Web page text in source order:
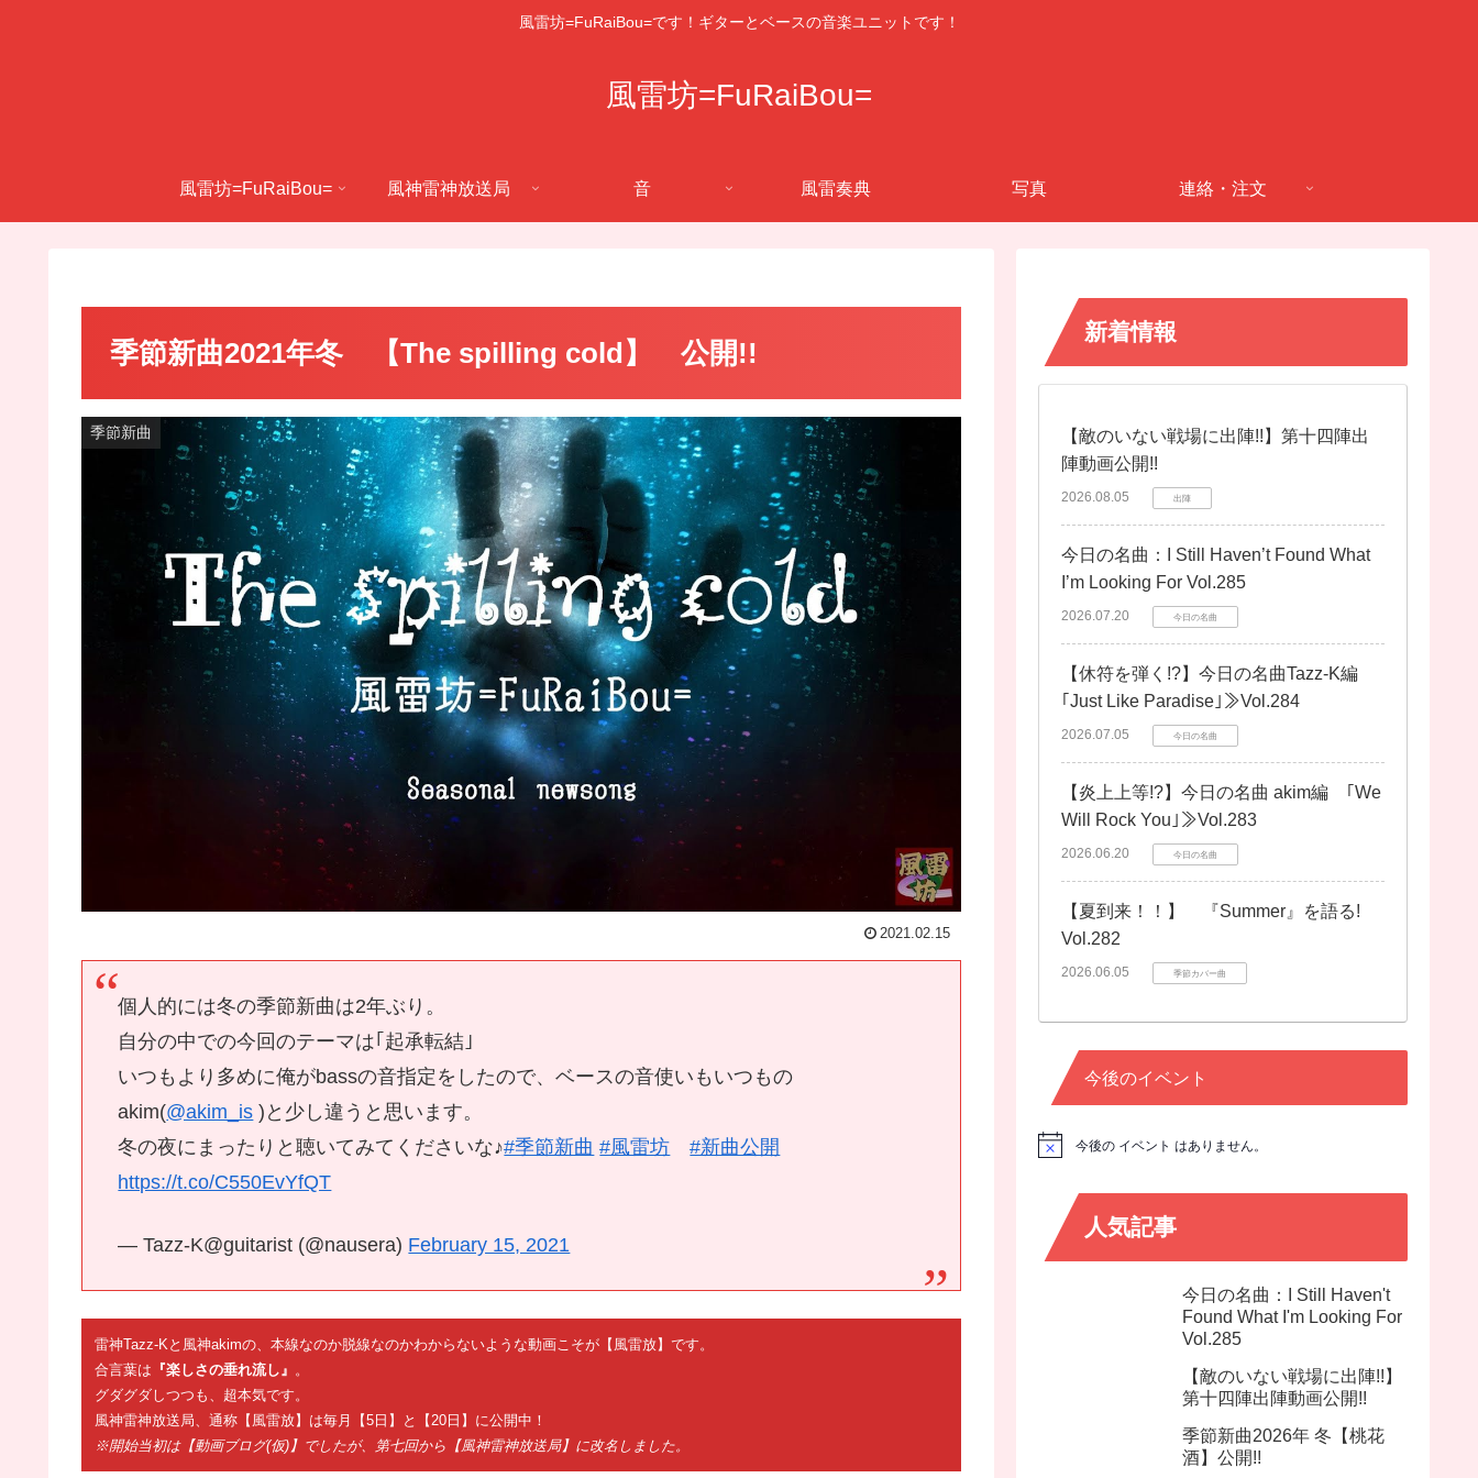
風雷坊=FuRaiBou=です！ギターとベースの音楽ユニットです！
風雷坊=FuRaiBou=
風雷坊=FuRaiBou= 風神雷神放送局 音 風雷奏典 写真 連絡・注文
季節新曲2021年冬 【The spilling cold】 公開!!
季節新曲
2021.02.15
個人的には冬の季節新曲は2年ぶり。
自分の中での今回のテーマは｢起承転結｣
いつもより多めに俺がbassの音指定をしたので、ベースの音使いもいつもの
akim(@akim_is )と少し違うと思います。
冬の夜にまったりと聴いてみてくださいな♪#季節新曲 #風雷坊
#新曲公開
https://t.co/C550EvYfQT
— Tazz-K@guitarist (@nausera) February 15, 2021
雷神Tazz-Kと風神akimの、本線なのか脱線なのかわからないような動画こそが【風雷放】です。
合言葉は 『楽しさの垂れ流し』 。
グダグダしつつも、超本気です。
風神雷神放送局、通称【風雷放】は毎月【5日】と【20日】に公開中！
※開始当初は【動画ブログ(仮)】でしたが、第七回から【風神雷神放送局】に改名しました。
新着情報
【敵のいない戦場に出陣!!】第十四陣出
陣動画公開!!
2026.08.05 出陣
今日の名曲：I Still Haven’t Found What
I’m Looking For Vol.285
2026.07.20 今日の名曲
【休符を弾く!?】今日の名曲Tazz-K編
｢Just Like Paradise｣≫Vol.284
2026.07.05 今日の名曲
【炎上上等!?】今日の名曲 akim編 ｢We
Will Rock You｣≫Vol.283
2026.06.20 今日の名曲
【夏到来！！】 『Summer』を語る!
Vol.282
2026.06.05 季節カバー曲
今後のイベント
N
今後の イベント はありません。
人気記事
今日の名曲：I Still Haven't
Found What I'm Looking For
Vol.285
【敵のいない戦場に出陣!!】
第十四陣出陣動画公開!!
季節新曲2026年 冬【桃花
酒】公開!!